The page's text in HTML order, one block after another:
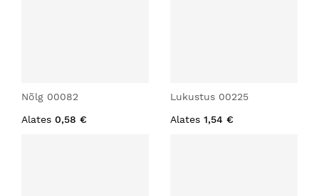
Nõlg 00082
Alates 0,58 €
Lukustus 00225
Alates 1,54 €